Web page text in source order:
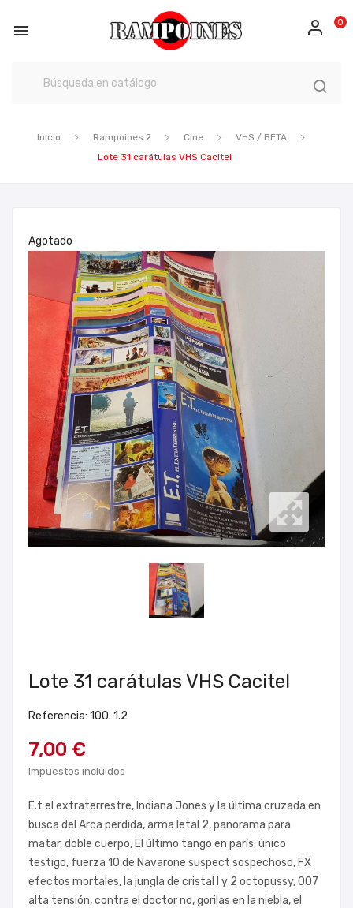
 0
Inicio Rampoines 2 Cine
VHS / BETA
Lote 31 carátulas VHS Cacitel
Agotado
Lote 31 carátulas VHS Cacitel
Referencia: 100. 1.2
7,00 €
Impuestos incluidos
E.t el extraterrestre, Indiana Jones y la última cruzada en
busca del Arca perdida, arma letal 2, panorama para
matar, doble cuerpo, El último tango en parís, único
testigo, fuerza 10 de Navarone suspect sospechoso, FX
efectos mortales, la jungla de cristal I y 2 octopussy, 007
alta tensión, contra el doctor no, gorilas en la niebla, el